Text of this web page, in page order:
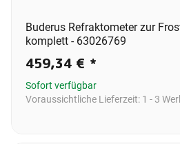
Buderus Refraktometer zur
komplett - 63026769
459,34 € *
Sofort verfügbar
Voraussichtliche Lieferzeit: 1 - 3